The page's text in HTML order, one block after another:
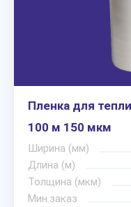
Пленка для
100 м 150 мкм
Ширина (мм)
Длина (м)
Толщина (мкм)
Мин.заказ